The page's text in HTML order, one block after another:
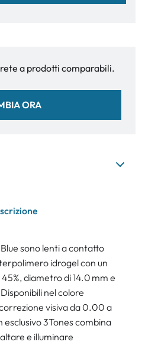
a prodotti comparabili.
ORA
sono lenti a contatto
idrogel con un
diametro di 14.0 mm e
nel colore
visiva da 0.00 a
3Tones combina
e illuminare